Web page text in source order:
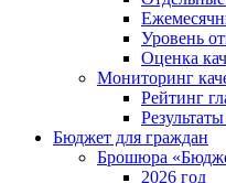
Уровень
Оценка
Мониторинг
Рейтинг
Бюджет для граждан
Брошюра
2026 год